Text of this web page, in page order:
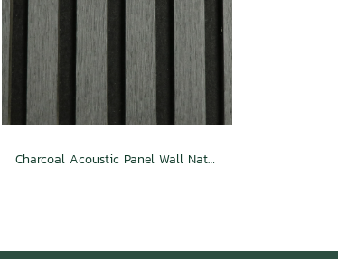
Charcoal Acoustic Panel Wall Natural Wood